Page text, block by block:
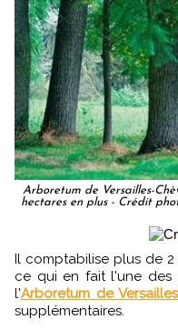
Arboretum de Versailles-
hectares en plus - Crédit
Il comptabilise plus de 2 500 espèces et variétés d'arbres,
ce qui en fait l'une des
l'Arboretum de
supplémentaires.